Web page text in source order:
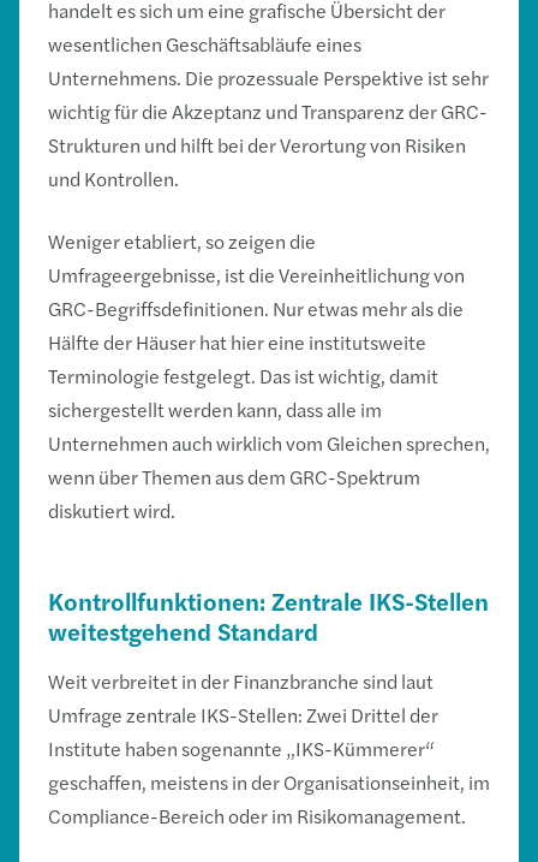
handelt es sich um eine grafische Übersicht der
wesentlichen Geschäftsabläufe eines
Unternehmens. Die prozessuale Perspektive ist sehr
wichtig für die Akzeptanz und Transparenz der GRC-
Strukturen und hilft bei der Verortung von Risiken
und Kontrollen.
Weniger etabliert, so zeigen die
Umfrageergebnisse, ist die Vereinheitlichung von
GRC-Begriffsdefinitionen. Nur etwas mehr als die
Hälfte der Häuser hat hier eine institutsweite
Terminologie festgelegt. Das ist wichtig, damit
sichergestellt werden kann, dass alle im
Unternehmen auch wirklich vom Gleichen sprechen,
wenn über Themen aus dem GRC-Spektrum
diskutiert wird.
Kontrollfunktionen: Zentrale IKS-Stellen
weitestgehend Standard
Weit verbreitet in der Finanzbranche sind laut
Umfrage zentrale IKS-Stellen: Zwei Drittel der
Institute haben sogenannte „IKS-Kümmerer“
geschaffen, meistens in der Organisationseinheit, im
Compliance-Bereich oder im Risikomanagement.